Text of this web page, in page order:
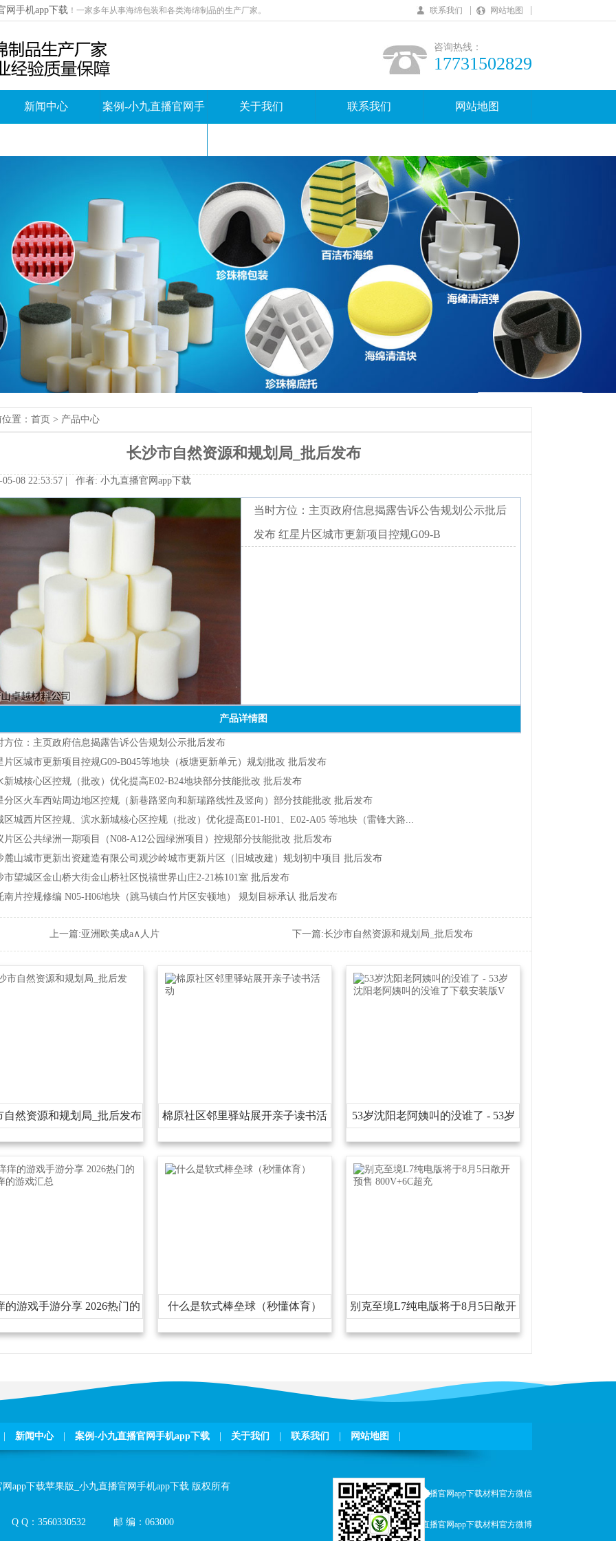
网手机app下载 ！ 一家多年从事海绵包装和各类海绵制品的生产厂家。 联系我们 网站地图
咨询热线：
17731502829
新闻中心 案例-小九直播官网手 关于我们 联系我们 网站地图
置： 首页 > 产品中心
长沙市自然资源和规划局_批后发布
05-0822:53:57|作者: 小九直播官网app下载
当时方位：主页政府信息揭露告诉公告规划公示批后
发布红星片区城市更新项目控规G09-B
产品详情图
：主页政府信息揭露告诉公告规划公示批后发布
城市更新项目控规G09-B045等地块（板塘更新单元）规划批改批后发布
核心区控规（批改）优化提高E02-B24地块部分技能批改批后发布
火车西站周边地区控规（新巷路竖向和新瑞路线性及竖向）部分技能批改批后发布
西片区控规、滨水新城核心区控规（批改）优化提高E01-H01、E02-A05等地块（雷锋大路...
公共绿洲一期项目（N08-A12公园绿洲项目）控规部分技能批改批后发布
城市更新出资建造有限公司观沙岭城市更新片区（旧城改建）规划初中项目批后发布
城区金山桥大街金山桥社区悦禧世界山庄2-21栋101室批后发布
控规修编N05-H06地块（跳马镇白竹片区安顿地）规划目标承认批后发布
上一篇:亚洲欧美成a∧人片 下一篇:长沙市自然资源和规划局_批后发布
自然资源和规划局_批后发布
棉原社区邻里驿站展开亲子读书活
53岁沈阳老阿姨叫的没谁了-53岁
V
的游戏手游分享2026热门的
什么是软式棒垒球（秒懂体育）
别克至境L7纯电版将于8月5日敞开
新闻中心 案例-小九直播官网手机app下载 关于我们 联系我们 网站地图
app下载苹果版_小九直播官网手机app下载 版权所有
QQ： 3560330532 邮编： 063000
小九直播官网app下载材料官方微信
小九直播官网app下载材料官方微博